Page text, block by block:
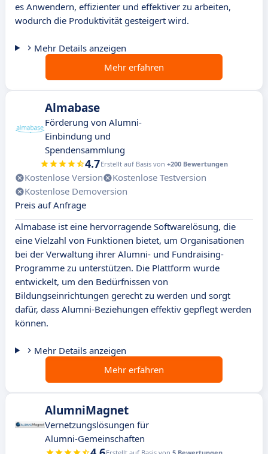
es Anwendern, effizienter und effektiver zu arbeiten,
wodurch die Produktivität gesteigert wird.
Mehr Details anzeigen
Mehr erfahren
Almabase
Förderung von Alumni-
Einbindung und
Spendensammlung
4.7Erstellt auf Basis von +200 Bewertungen
Kostenlose Version
Kostenlose Testversion
Kostenlose Demoversion
Preis auf Anfrage
Almabase ist eine hervorragende Softwarelösung, die
eine Vielzahl von Funktionen bietet, um Organisationen
bei der Verwaltung ihrer Alumni- und Fundraising-
Programme zu unterstützen. Die Plattform wurde
entwickelt, um den Bedürfnissen von
Bildungseinrichtungen gerecht zu werden und sorgt
dafür, dass Alumni-Beziehungen effektiv gepflegt werden
können.
Mehr Details anzeigen
Mehr erfahren
AlumniMagnet
Vernetzungslösungen für
Alumni-Gemeinschaften